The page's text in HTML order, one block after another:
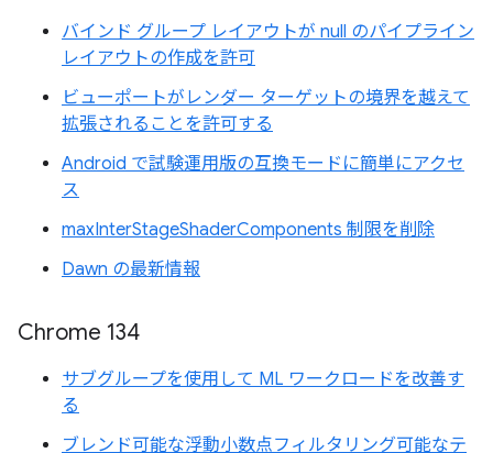
バインド グループ レイアウトが null のパイプライン
レイアウトの作成を許可
ビューポートがレンダー ターゲットの境界を越えて
拡張されることを許可する
Android で試験運用版の互換モードに簡単にアクセ
ス
maxInterStageShaderComponents 制限を削除
Dawn の最新情報
Chrome 134
サブグループを使用して ML ワークロードを改善す
る
ブレンド可能な浮動小数点フィルタリング可能なテ